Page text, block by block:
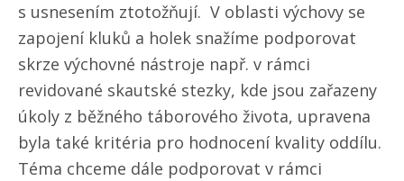
s usnesením ztotožňují. V oblasti výchovy se
zapojení kluků a holek snažíme podporovat
skrze výchovné nástroje např. v rámci
revidované skautské stezky, kde jsou zařazeny
úkoly z běžného táborového života, upravena
byla také kritéria pro hodnocení kvality oddílu.
Téma chceme dále podporovat v rámci